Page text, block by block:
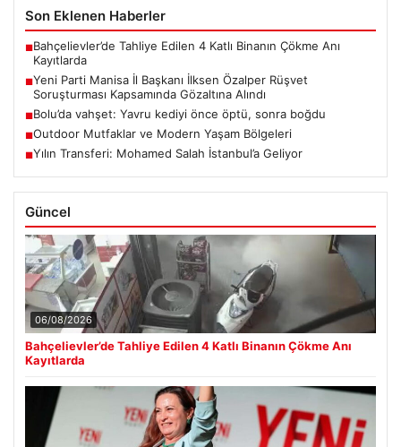
Son Eklenen Haberler
■Bahçelievler’de Tahliye Edilen 4 Katlı Binanın Çökme Anı
Kayıtlarda
■Yeni Parti Manisa İl Başkanı İlksen Özalper Rüşvet
Soruşturması Kapsamında Gözaltına Alındı
■Bolu’da vahşet: Yavru kediyi önce öptü, sonra boğdu
■Outdoor Mutfaklar ve Modern Yaşam Bölgeleri
■Yılın Transferi: Mohamed Salah İstanbul’a Geliyor
Güncel
06/08/2026
Bahçelievler’de Tahliye Edilen 4 Katlı Binanın Çökme Anı
Kayıtlarda